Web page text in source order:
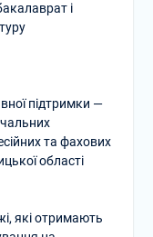
і
підтримки —
та фахових
області
які отримають